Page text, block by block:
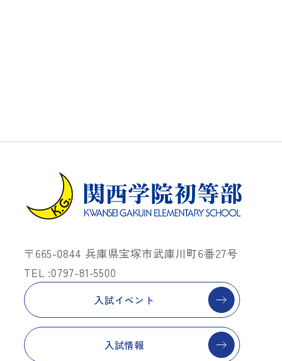
〒665-0844 兵庫県宝塚市武庫川町6番27号
TEL :0797-81-5500
入試イベント
入試情報